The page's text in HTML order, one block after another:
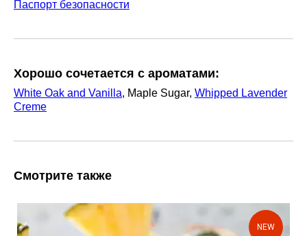
Паспорт безопасности
Хорошо сочетается с ароматами:
White Oak and Vanilla, Maple Sugar, Whipped Lavender
Creme
Смотрите также
NEW